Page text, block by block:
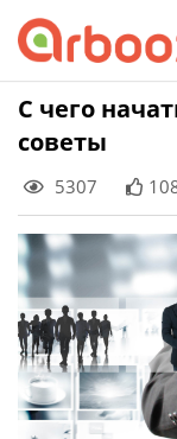
Skip
С чего
советы
5307
Найти: